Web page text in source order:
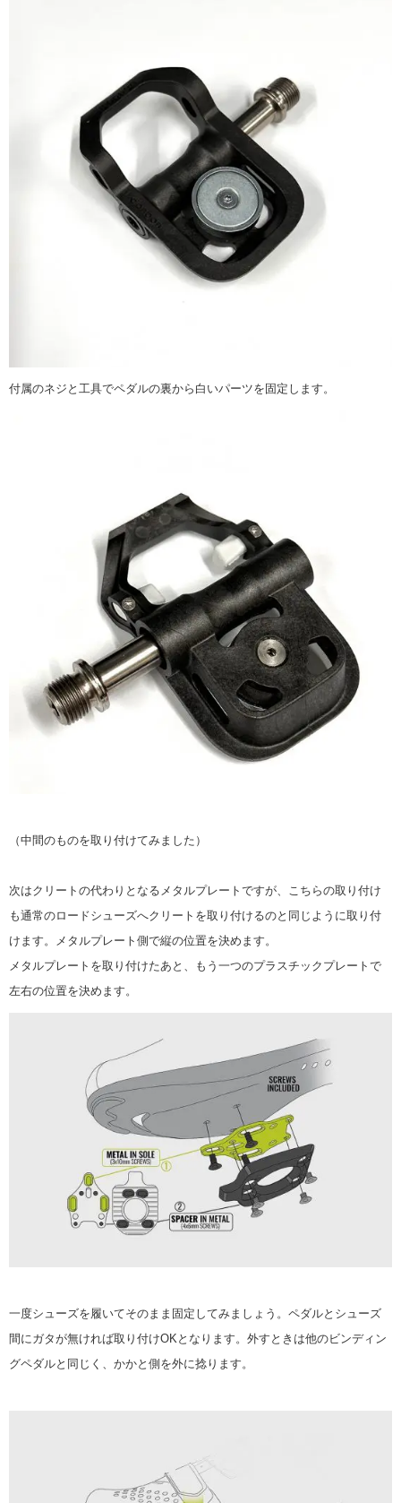
付属のネジと工具でペダルの裏から白いパーツを固定します。
（中間のものを取り付けてみました）
次はクリートの代わりとなるメタルプレートですが、こちらの取り付け
も通常のロードシューズへクリートを取り付けるのと同じように取り付
けます。メタルプレート側で縦の位置を決めます。
メタルプレートを取り付けたあと、もう一つのプラスチックプレートで
左右の位置を決めます。
一度シューズを履いてそのまま固定してみましょう。ペダルとシューズ
間にガタが無ければ取り付けOKとなります。外すときは他のビンディン
グペダルと同じく、かかと側を外に捻ります。